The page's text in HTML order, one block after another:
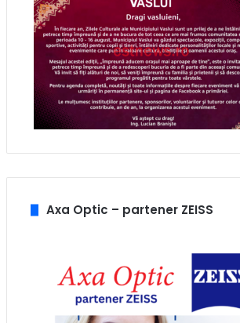
Axa Optic – partener ZEISS